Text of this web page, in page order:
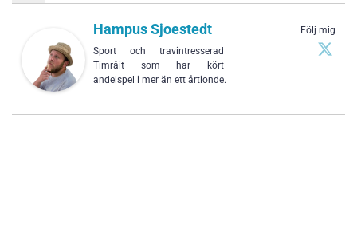
Följ mig
Hampus Sjoestedt
Sport och travintresserad
Timråit som har kört
andelspel i mer än ett årtionde.